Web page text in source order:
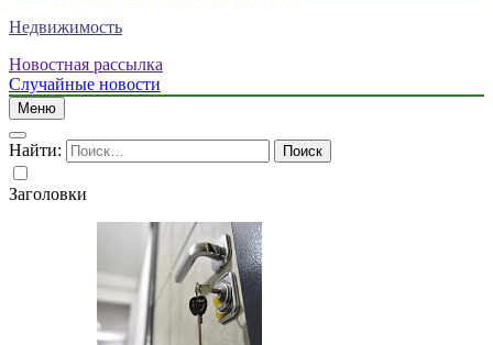
Недвижимость
Новостная рассылка
Случайные новости
Меню
Найти:
Заголовки